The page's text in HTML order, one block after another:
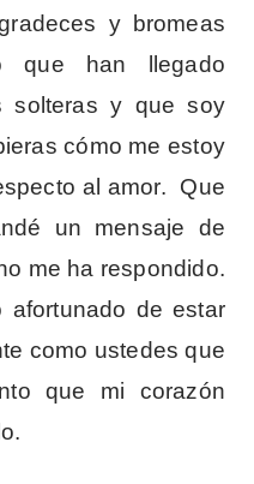
y bromeas
que han llegado
solteras y que soy
cómo me estoy
al amor. Que
un mensaje de
me ha respondido.
afortunado de estar
como ustedes que
que mi corazón